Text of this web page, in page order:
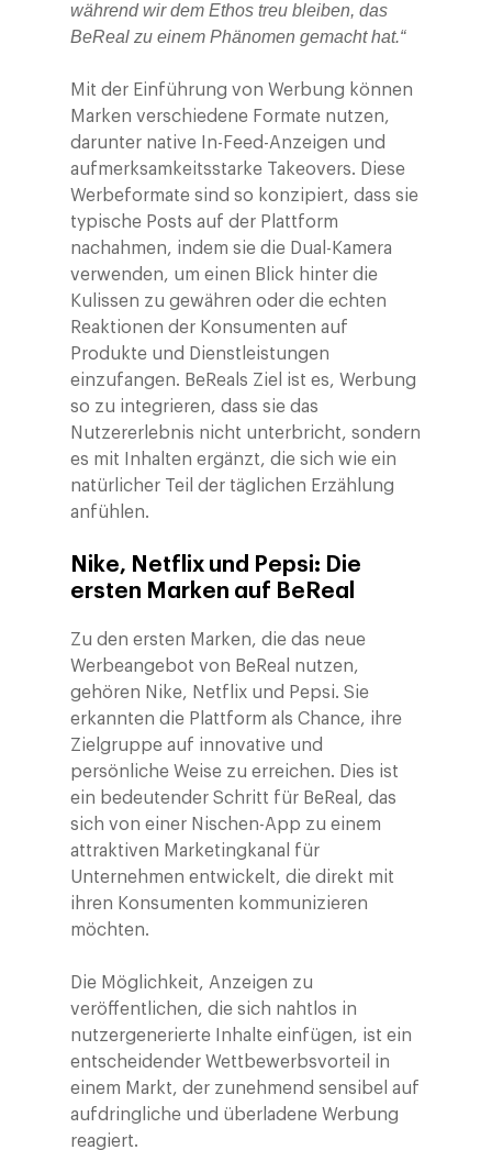
während wir dem Ethos treu bleiben, das
BeReal zu einem Phänomen gemacht hat.“
Mit der Einführung von Werbung können
Marken verschiedene Formate nutzen,
darunter native In-Feed-Anzeigen und
aufmerksamkeitsstarke Takeovers. Diese
Werbeformate sind so konzipiert, dass sie
typische Posts auf der Plattform
nachahmen, indem sie die Dual-Kamera
verwenden, um einen Blick hinter die
Kulissen zu gewähren oder die echten
Reaktionen der Konsumenten auf
Produkte und Dienstleistungen
einzufangen. BeReals Ziel ist es, Werbung
so zu integrieren, dass sie das
Nutzererlebnis nicht unterbricht, sondern
es mit Inhalten ergänzt, die sich wie ein
natürlicher Teil der täglichen Erzählung
anfühlen.
Nike, Netflix und Pepsi: Die
ersten Marken auf BeReal
Zu den ersten Marken, die das neue
Werbeangebot von BeReal nutzen,
gehören Nike, Netflix und Pepsi. Sie
erkannten die Plattform als Chance, ihre
Zielgruppe auf innovative und
persönliche Weise zu erreichen. Dies ist
ein bedeutender Schritt für BeReal, das
sich von einer Nischen-App zu einem
attraktiven Marketingkanal für
Unternehmen entwickelt, die direkt mit
ihren Konsumenten kommunizieren
möchten.
Die Möglichkeit, Anzeigen zu
veröffentlichen, die sich nahtlos in
nutzergenerierte Inhalte einfügen, ist ein
entscheidender Wettbewerbsvorteil in
einem Markt, der zunehmend sensibel auf
aufdringliche und überladene Werbung
reagiert.